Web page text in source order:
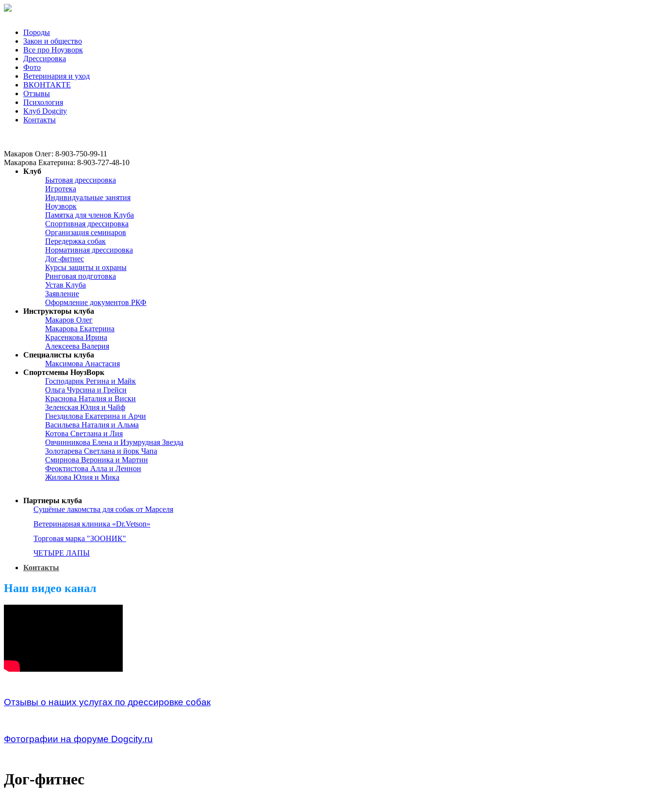
Породы
Закон и общество
Все про Ноузворк
Дрессировка
Фото
Ветеринария и уход
ВКОНТАКТЕ
Отзывы
Психология
Клуб Dogcity
Контакты
Макаров Олег: 8-903-750-99-11
Макарова Екатерина: 8-903-727-48-10
Клуб
Бытовая дрессировка
Игротека
Индивидуальные занятия
Ноузворк
Памятка для членов Клуба
Спортивная дрессировка
Организация семинаров
Передержка собак
Нормативная дрессировка
Дог-фитнес
Курсы защиты и охраны
Ринговая подготовка
Устав Клуба
Заявление
Оформление документов РКФ
Инструкторы клуба
Макаров Олег
Макарова Екатерина
Красенкова Ирина
Алексеева Валерия
Специалисты клуба
Максимова Анастасия
Спортсмены НоузВорк
Господарик Регина и Майк
Ольга Чурсина и Грейси
Краснова Наталия и Виски
Зеленская Юлия и Чайф
Гнездилова Екатерина и Арчи
Васильева Наталия и Альма
Котова Светлана и Лия
Овчинникова Елена и Изумрудная Звезда
Золотарева Светлана и йорк Чапа
Смирнова Вероника и Мартин
Феоктистова Алла и Леннон
Жилова Юлия и Мика
Партнеры клуба
Сушёные лакомства для собак от Марселя
Ветеринарная клиника «Dr.Vetson»
Торговая марка "ЗООНИК"
ЧЕТЫРЕ ЛАПЫ
Контакты
Наш видео канал
Отзывы о наших услугах по дрессировке собак
Фотографии на форуме Dogcity.ru
Дог-фитнес